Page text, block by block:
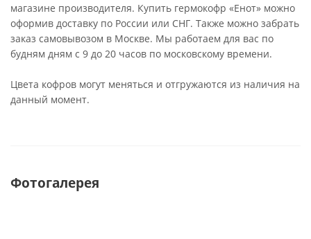
магазине производителя. Купить гермокофр «Енот» можно
оформив доставку по России или СНГ. Также можно забрать
заказ самовывозом в Москве. Мы работаем для вас по
будням дням с 9 до 20 часов по московскому времени.
Цвета кофров могут меняться и отгружаются из наличия на
данный момент.
Фотогалерея